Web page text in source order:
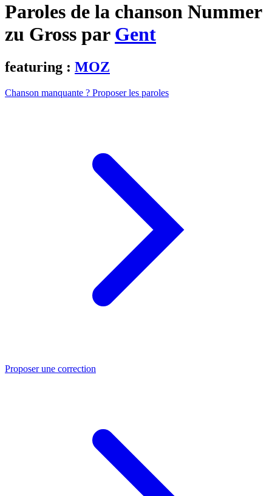
Paroles de la chanson Nummer
zu Gross par Gent
featuring : MOZ
Chanson manquante ? Proposer les paroles
Proposer une correction